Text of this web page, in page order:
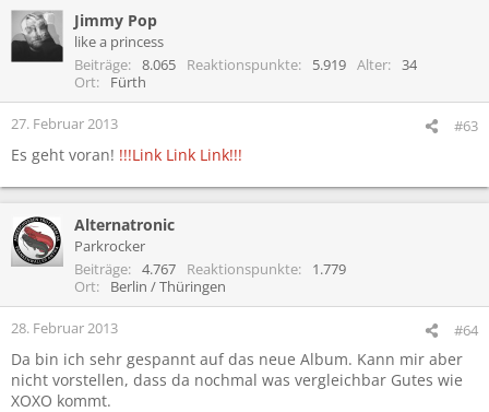
Jimmy Pop
like a princess
Beiträge
8.065 Reaktionspunkte 5.919 Alter
34
Ort
Fürth
27. Februar 2013 #63
Es geht voran! !!!Link Link Link!!!
Alternatronic
Parkrocker
Beiträge
4.767 Reaktionspunkte
1.779
Ort
Berlin / Thüringen
28. Februar 2013 #64
Da bin ich sehr gespannt auf das neue Album. Kann mir aber
nicht vorstellen, dass da nochmal was vergleichbar Gutes wie
XOXO kommt.